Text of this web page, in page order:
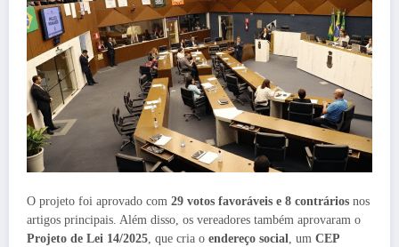
O projeto foi aprovado com 29 votos favoráveis e 8 contrários nos
artigos principais. Além disso, os vereadores também aprovaram o
Projeto de Lei 14/2025, que cria o endereço social, um CEP